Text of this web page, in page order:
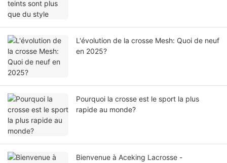
L'évolution de la crosse Mesh: Quoi de neuf
en 2025?
Pourquoi la crosse est le sport la plus
rapide au monde?
Bienvenue à Aceking Lacrosse -